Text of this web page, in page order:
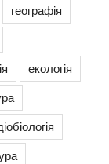
географія
екологія